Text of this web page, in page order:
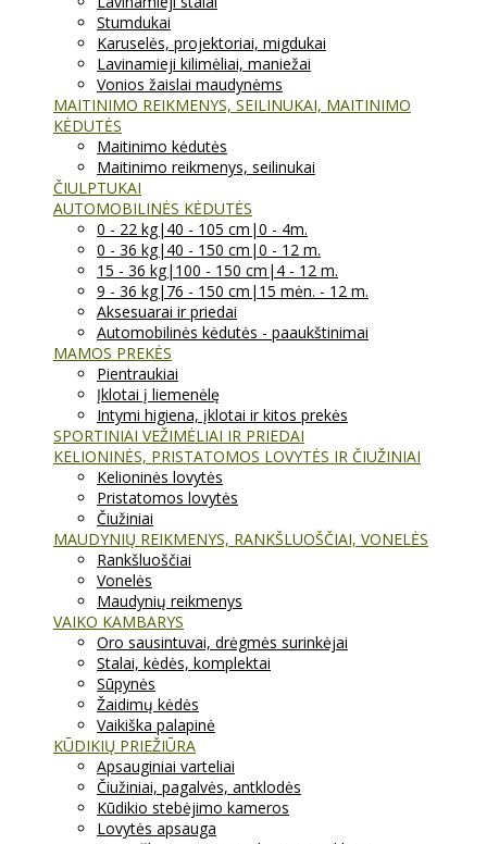
Stumdukai
Karuselės, projektoriai, migdukai
Lavinamieji kilimėliai, maniežai
Vonios žaislai maudynėms
MAITINIMO REIKMENYS, SEILINUKAI, MAITINIMO
KĖDUTĖS
Maitinimo kėdutės
Maitinimo reikmenys, seilinukai
ČIULPTUKAI
AUTOMOBILINĖS KĖDUTĖS
0 - 22 kg|40 - 105 cm|0 - 4m.
0 - 36 kg|40 - 150 cm|0 - 12 m.
15 - 36 kg|100 - 150 cm|4 - 12 m.
9 - 36 kg|76 - 150 cm|15 mėn. - 12 m.
Aksesuarai ir priedai
Automobilinės kėdutės - paaukštinimai
MAMOS PREKĖS
Pientraukiai
Įklotai į liemenėlę
Intymi higiena, įklotai ir kitos prekės
SPORTINIAI VEŽIMĖLIAI IR PRIEDAI
KELIONINĖS, PRISTATOMOS LOVYTĖS IR ČIUŽINIAI
Kelioninės lovytės
Pristatomos lovytės
Čiužiniai
MAUDYNIŲ REIKMENYS, RANKŠLUOŠČIAI, VONELĖS
Rankšluoščiai
Vonelės
Maudynių reikmenys
VAIKO KAMBARYS
Oro sausintuvai, drėgmės surinkėjai
Stalai, kėdės, komplektai
Sūpynės
Žaidimų kėdės
Vaikiška palapinė
KŪDIKIŲ PRIEŽIŪRA
Apsauginiai varteliai
Čiužiniai, pagalvės, antklodės
Kūdikio stebėjimo kameros
Lovytės apsauga